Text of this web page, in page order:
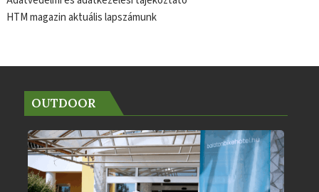
HTM magazin aktuális lapszámunk
OUTDOOR